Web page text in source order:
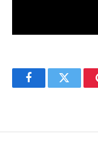
FacebookTwitter